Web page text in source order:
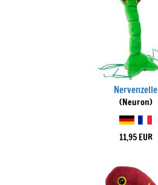
Nervenzelle
(Neuron)
11,95 EUR